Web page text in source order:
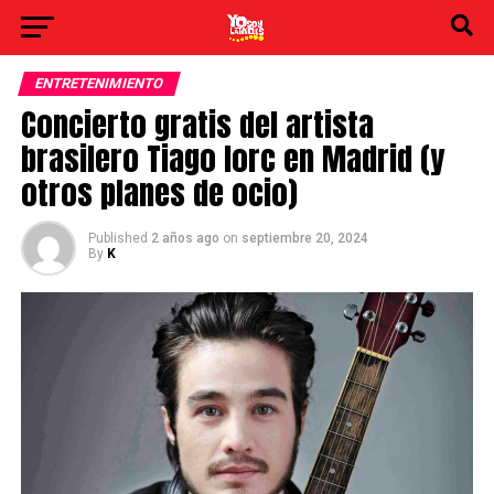
ENTRETENIMIENTO
Concierto gratis del artista
brasilero Tiago Iorc en Madrid (y
otros planes de ocio)
Published 2 años ago on septiembre 20, 2024
By K